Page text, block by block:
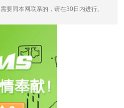
要同本网联系的，请在30日内进行。